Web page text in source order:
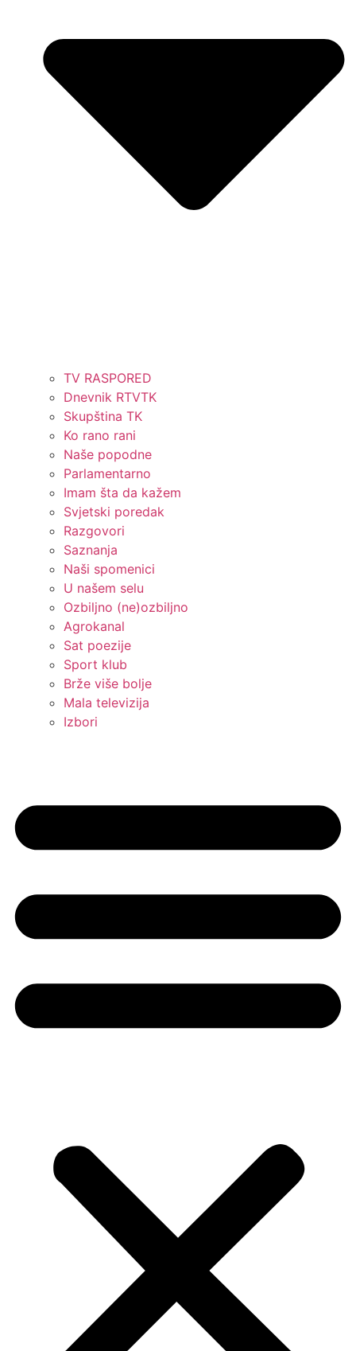
TV RASPORED
Dnevnik RTVTK
Skupština TK
Ko rano rani
Naše popodne
Parlamentarno
Imam šta da kažem
Svjetski poredak
Razgovori
Saznanja
Naši spomenici
U našem selu
Ozbiljno (ne)ozbiljno
Agrokanal
Sat poezije
Sport klub
Brže više bolje
Mala televizija
Izbori